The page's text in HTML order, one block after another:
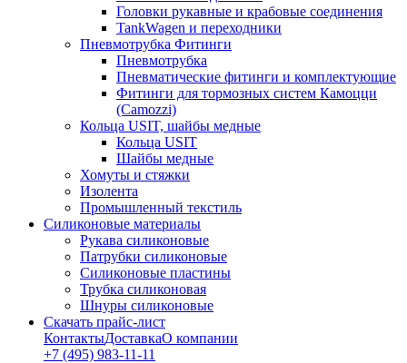
Головки рукавные и крабовые соединения
TankWagen и переходники
Пневмотрубка Фитинги
Пневмотрубка
Пневматические фитинги и комплектующие
Фитинги для тормозных систем Камоцци
(Camozzi)
Кольца USIT, шайбы медные
Кольца USIT
Шайбы медные
Хомуты и стяжки
Изолента
Промышленный текстиль
Силиконовые материалы
Рукава силиконовые
Патрубки силиконовые
Силиконовые пластины
Трубка силиконовая
Шнуры силиконовые
Скачать прайс-лист
КонтактыДоставкаО компании
+7 (495) 983-11-11